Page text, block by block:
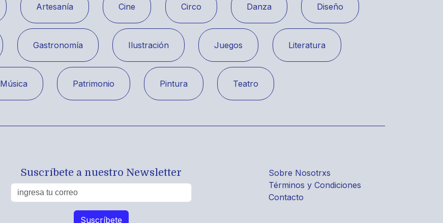
Artesanía Cine Circo Danza Diseño
Gastronomía Ilustración Juegos Literatura
Música Patrimonio Pintura Teatro
Suscríbete a nuestro Newsletter
Sobre Nosotrxs
Términos y Condiciones
Contacto